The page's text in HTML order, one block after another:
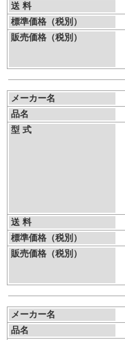
送 料
標準価格（税別）
販売価格（税別）
メーカー名
品名
型 式
送 料
標準価格（税別）
販売価格（税別）
メーカー名
品名